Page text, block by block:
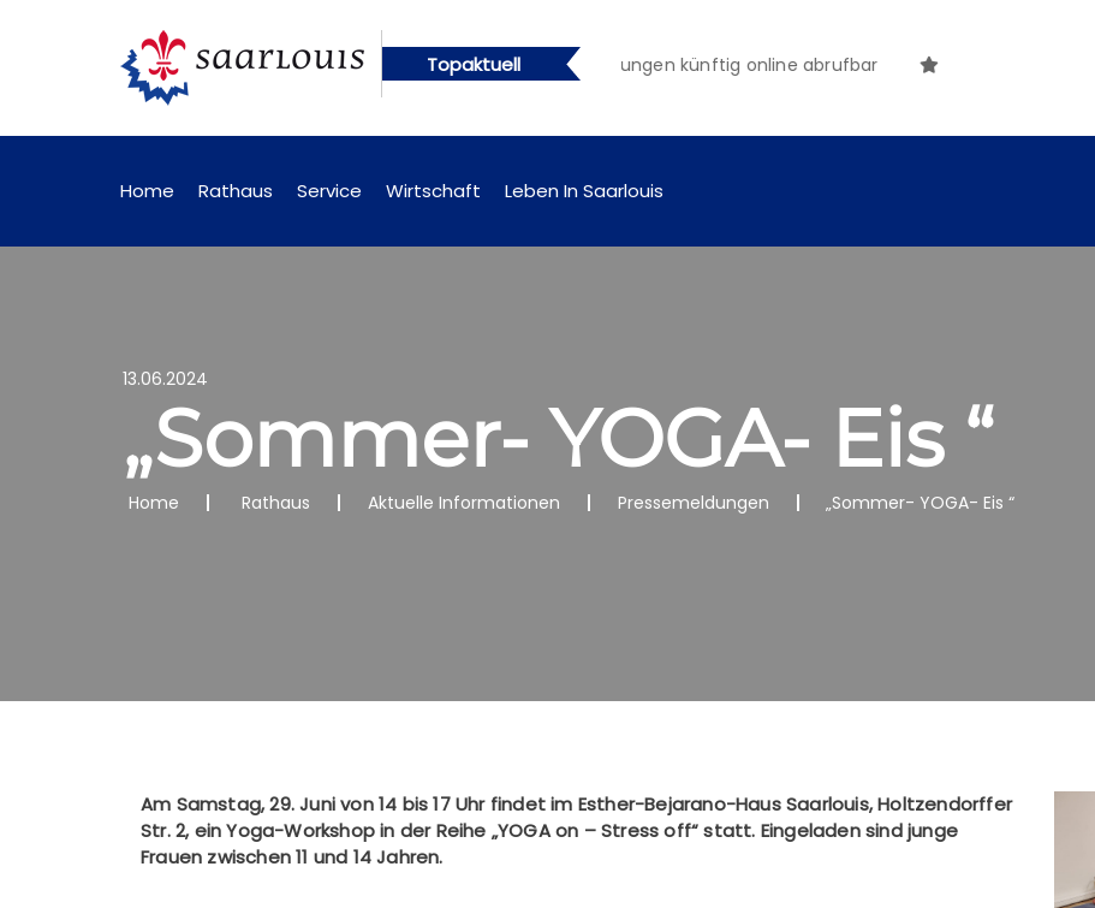
Topaktuell
künftig online abrufbar Öffentliche Bekanntmachungen künftig online abrufbar
Home Rathaus Service Wirtschaft Leben In Saarlouis
13.06.2024
„Sommer- YOGA- Eis “
Home Rathaus Aktuelle Informationen Pressemeldungen „Sommer- YOGA- Eis “
Am Samstag, 29. Juni von 14 bis 17 Uhr findet im Esther-Bejarano-Haus Saarlouis, Holtzendorffer
Str. 2, ein Yoga-Workshop in der Reihe „YOGA on – Stress off“ statt. Eingeladen sind junge
Frauen zwischen 11 und 14 Jahren.